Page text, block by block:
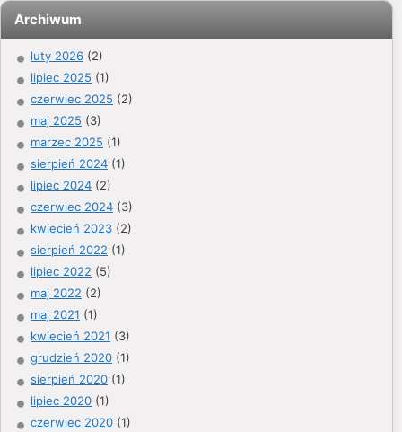
Archiwum
luty 2026 (2)
lipiec 2025 (1)
czerwiec 2025 (2)
maj 2025 (3)
marzec 2025 (1)
sierpień 2024 (1)
lipiec 2024 (2)
czerwiec 2024 (3)
kwiecień 2023 (2)
sierpień 2022 (1)
lipiec 2022 (5)
maj 2022 (2)
maj 2021 (1)
kwiecień 2021 (3)
grudzień 2020 (1)
sierpień 2020 (1)
lipiec 2020 (1)
czerwiec 2020 (1)